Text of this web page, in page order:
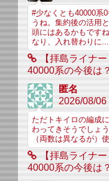
#少なくとも40000系
うね。集約後の活用
頭にはあるかもです
なり、入れ替わりに...
【拝島ライナ
40000系の今後は？
匿名
2026/08/06
ただトキイロの編成
わってきそうでしょ
（両数は異なるが）
【拝島ライナ
40000系の今後は？